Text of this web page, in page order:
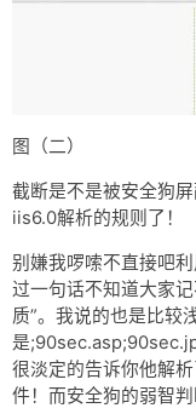
图（二）
截断是不是被安全狗
iis6.0解析的规则了！
别嫌我啰嗦不直接吧
过一句话不知道大家
质”。我说的也是比较
是
很淡定的告诉你他解
件！而安全狗的弱智